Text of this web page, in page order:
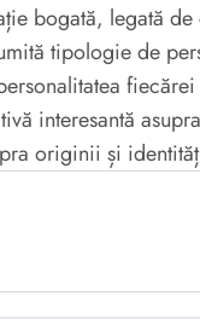
bogată, legată
tipologie de
interesantă
originii și